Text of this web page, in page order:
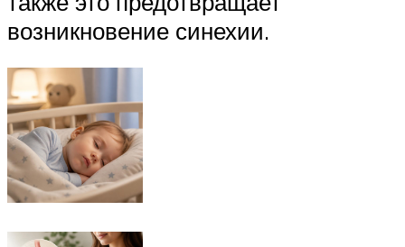
возникновение синехии.